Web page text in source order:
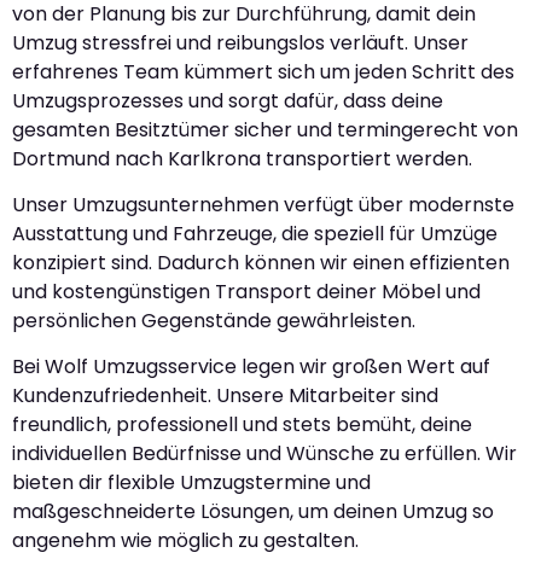
von der Planung bis zur Durchführung, damit dein
Umzug stressfrei und reibungslos verläuft. Unser
erfahrenes Team kümmert sich um jeden Schritt des
Umzugsprozesses und sorgt dafür, dass deine
gesamten Besitztümer sicher und termingerecht von
Dortmund nach Karlkrona transportiert werden.
Unser Umzugsunternehmen verfügt über modernste
Ausstattung und Fahrzeuge, die speziell für Umzüge
konzipiert sind. Dadurch können wir einen effizienten
und kostengünstigen Transport deiner Möbel und
persönlichen Gegenstände gewährleisten.
Bei Wolf Umzugsservice legen wir großen Wert auf
Kundenzufriedenheit. Unsere Mitarbeiter sind
freundlich, professionell und stets bemüht, deine
individuellen Bedürfnisse und Wünsche zu erfüllen. Wir
bieten dir flexible Umzugstermine und
maßgeschneiderte Lösungen, um deinen Umzug so
angenehm wie möglich zu gestalten.